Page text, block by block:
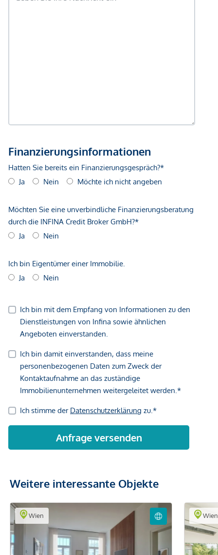
Weitere interessante Objekte
Wien Wien